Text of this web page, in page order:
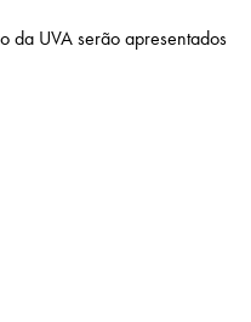
da UVA serão apresentados